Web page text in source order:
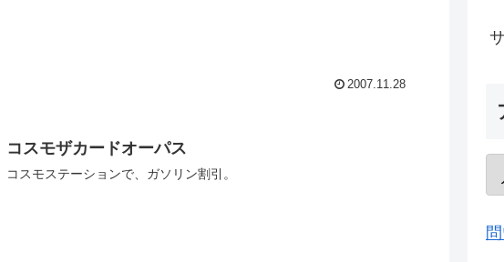
2007.11.28
コスモザカードオーパス
コスモステーションで、ガソリン割引。